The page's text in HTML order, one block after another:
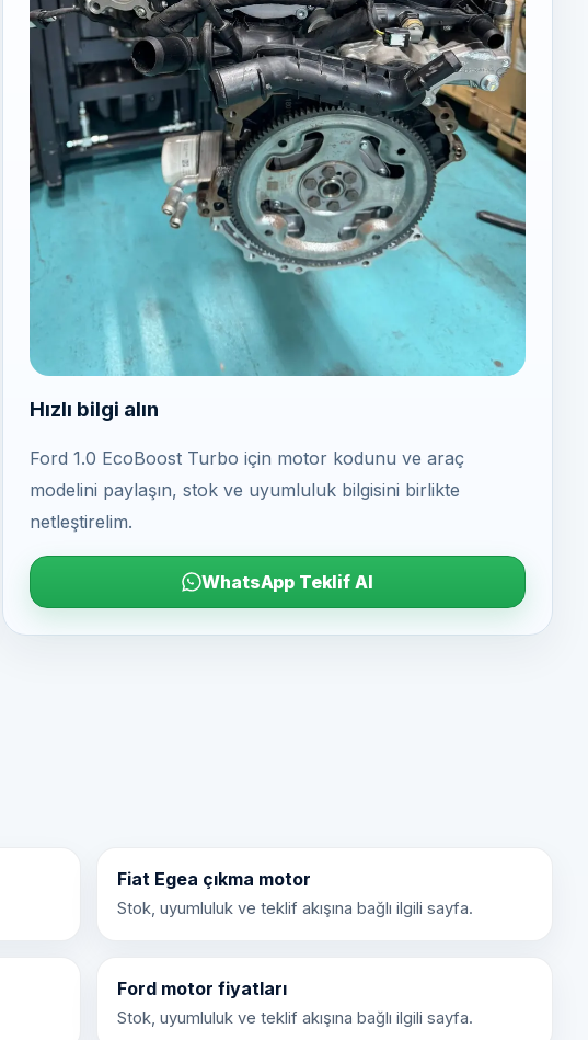
Hızlı bilgi alın
Ford 1.0 EcoBoost Turbo için motor kodunu ve araç
modelini paylaşın, stok ve uyumluluk bilgisini birlikte
netleştirelim.
WhatsApp Teklif Al
Fiat Egea çıkma motor
Stok, uyumluluk ve teklif akışına bağlı ilgili sayfa.
Ford motor fiyatları
Stok, uyumluluk ve teklif akışına bağlı ilgili sayfa.